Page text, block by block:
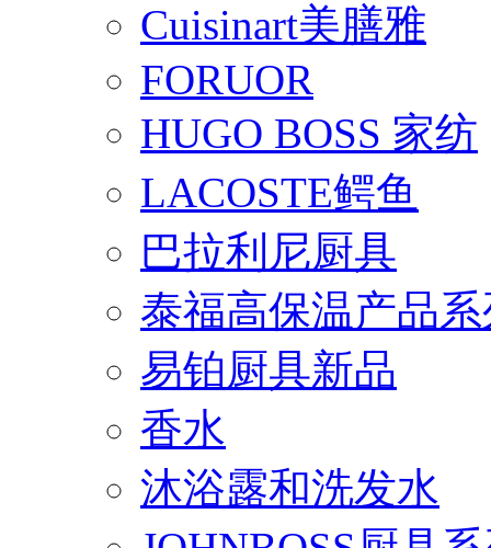
Cuisinart美膳雅
FORUOR
HUGO BOSS 家纺
LACOSTE鳄鱼
巴拉利尼厨具
泰福高保温产品
易铂厨具新品
香水
沐浴露和洗发水